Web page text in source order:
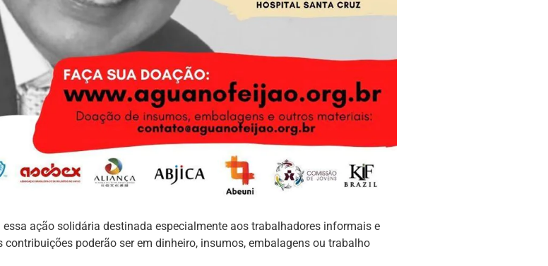
ação solidária destinada especialmente aos trabalhadores informais e
poderão ser em dinheiro, insumos, embalagens ou trabalho